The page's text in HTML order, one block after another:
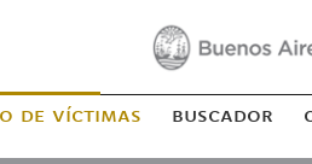
de víctimas buscador